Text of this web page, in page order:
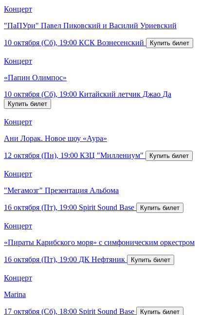
Концерт
"ПаПУри" Павел Пиковский и Василий Уриевский
10 октября (Сб), 19:00 КСК Вознесенский
Концерт
«Папин Олимпос»
10 октября (Сб), 19:00 Китайский летчик Джао Да
Концерт
Ани Лорак. Новое шоу «Аура»
12 октября (Пн), 19:00 КЗЦ "Миллениум"
Концерт
"Мегамозг" Презентация Альбома
16 октября (Пт), 19:00 Spirit Sound Base
Концерт
«Пираты Карибского моря» с симфоническим оркестром
16 октября (Пт), 19:00 ДК Нефтяник
Концерт
Marina
17 октября (Сб), 18:00 Spirit Sound Base